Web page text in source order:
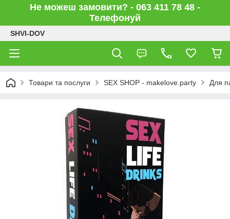
Не можеш замовити? - 063 411 78 48 -
Телефонуй
SHVI-DOV
Товари та послуги SEX SHOP - makelove.party Для